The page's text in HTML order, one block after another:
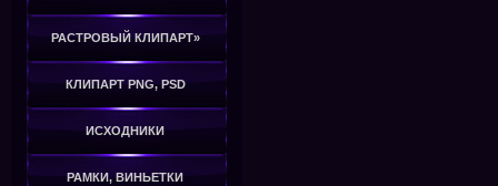
РАСТРОВЫЙ КЛИПАРТ»
КЛИПАРТ PNG, PSD
ИСХОДНИКИ
РАМКИ, ВИНЬЕТКИ